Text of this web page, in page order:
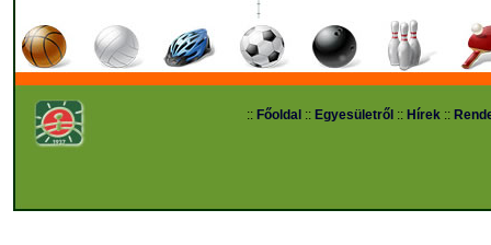
:: Főoldal :: Egyesületről :: Hírek ::